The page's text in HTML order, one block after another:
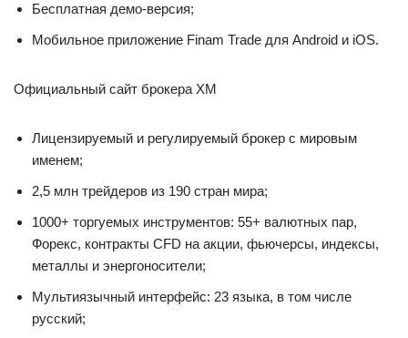
Бесплатная демо-версия;
Мобильное приложение Finam Trade для Android и iOS.
Официальный сайт брокера XM
Лицензируемый и регулируемый брокер с мировым
именем;
2,5 млн трейдеров из 190 стран мира;
1000+ торгуемых инструментов: 55+ валютных пар,
Форекс, контракты CFD на акции, фьючерсы, индексы,
металлы и энергоносители;
Мультиязычный интерфейс: 23 языка, в том числе
русский;